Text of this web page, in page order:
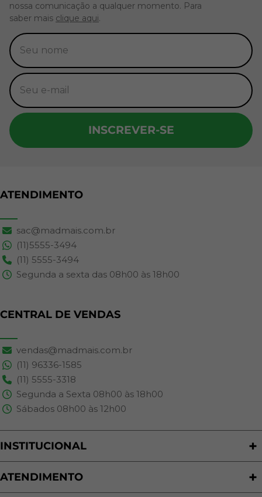
nossa comunicação a qualquer momento. Para
saber mais clique aqui.
INSCREVER-SE
ATENDIMENTO
sac@madmais.com.br
(11)5555-3494
(11) 5555-3494
Segunda a sexta das 08h00 às 18h00
CENTRAL DE VENDAS
vendas@madmais.com.br
(11) 96336-1585
(11) 5555-3318
Segunda a Sexta 08h00 às 18h00
Sábados 08h00 às 12h00
INSTITUCIONAL
Quem Somos
Nossas Lojas
ATENDIMENTO
Política de Privacidade